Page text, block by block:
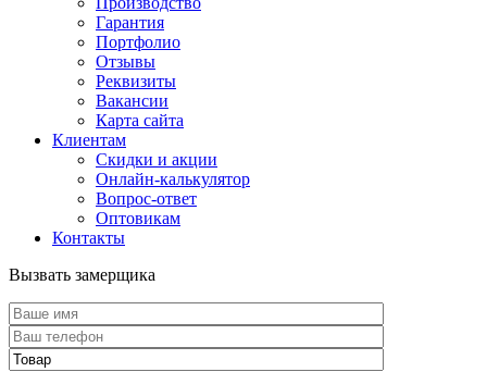
Гарантия
Портфолио
Отзывы
Реквизиты
Вакансии
Карта сайта
Клиентам
Скидки и акции
Онлайн-калькулятор
Вопрос-ответ
Оптовикам
Контакты
Вызвать замерщика